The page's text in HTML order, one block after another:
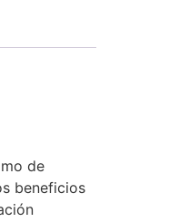
de
beneficios